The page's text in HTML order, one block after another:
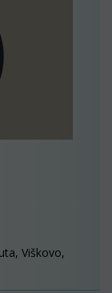
Viškovo,